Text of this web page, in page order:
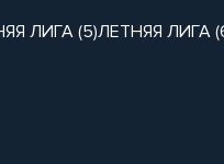
ЛИГА (5)ЛЕТНЯЯ ЛИГА